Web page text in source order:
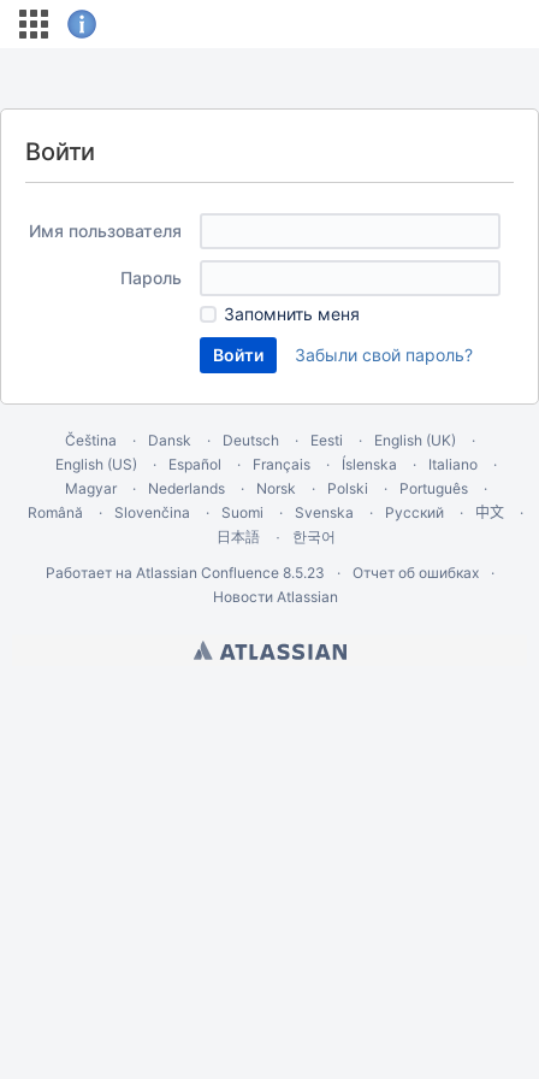
Войти
Имя пользователя
Пароль
Запомнить меня
Забыли свой пароль?
Čeština Dansk Deutsch Eesti
English (UK)
English (US)
Español Français Íslenska
Italiano
Magyar
Nederlands Norsk Polski
Português
Română
Slovenčina Suomi Svenska Русский 中文
日本語
한국어
Работает на Atlassian Confluence 8.5.23
Отчет об ошибках
Новости Atlassian